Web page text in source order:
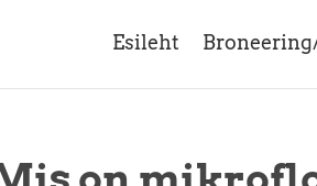
Esileht